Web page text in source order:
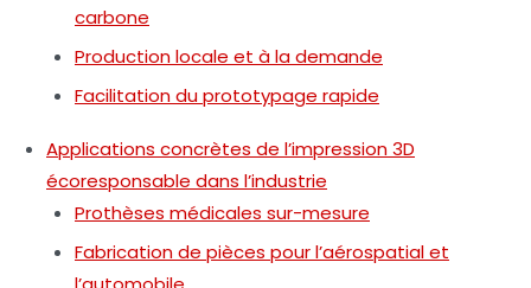
carbone
Production locale et à la demande
Facilitation du prototypage rapide
Applications concrètes de l’impression 3D
écoresponsable dans l’industrie
Prothèses médicales sur-mesure
Fabrication de pièces pour l’aérospatial et